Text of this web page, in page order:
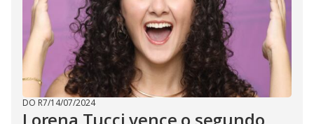
DO R7/14/07/2024